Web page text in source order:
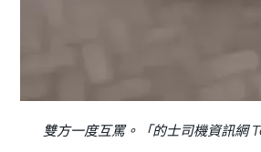
雙方一度互罵。「的士司機資訊網